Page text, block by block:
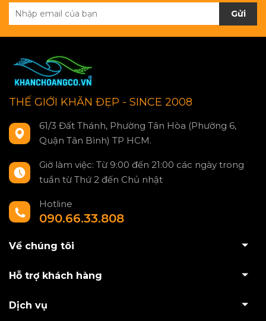
Gửi
THẾ GIỚI KHĂN ĐẸP - SINCE 2008
61/3 Đất Thánh, Phường Tân Hòa (Phường 6,
Quận Tân Bình) TP HCM.
Giờ làm việc: Từ 9:00 đến 21:00 các ngày trong
tuần từ Thứ 2 đến Chủ nhật
Hotline
090.66.33.808
Về chúng tôi
Hỗ trợ khách hàng
Dịch vụ